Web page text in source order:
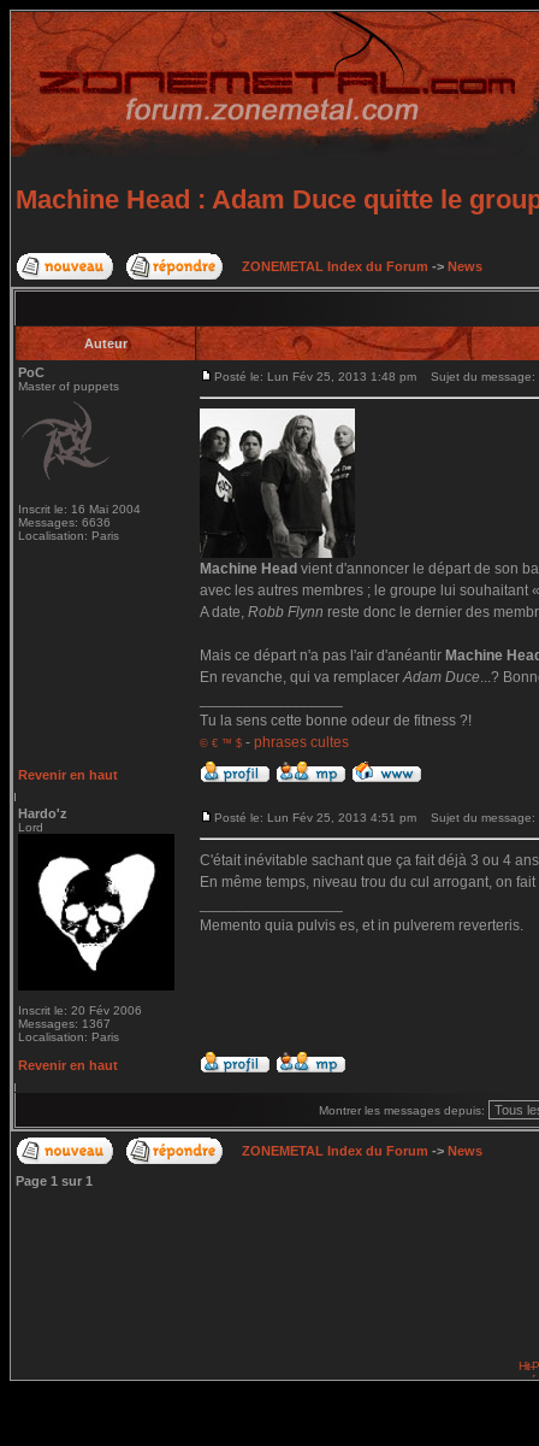
Machine Head : Adam Duce quitte le
ZONEMETAL Index du Forum -> News
Auteur
PoC
Master of puppets
Inscrit le: 16 Mai 2004
Messages: 6636
Localisation: Paris
Posté le: Lun Fév 25, 2013 1:48 pm Sujet du message:
Machine Head vient d'annoncer le départ de son
avec les autres membres ; le groupe lui souhaitant
A date, Robb Flynn reste donc le dernier des
Mais ce départ n'a pas l'air d'anéantir Machine
En revanche, qui va remplacerAdam Duce...?
Tu la sens cette bonne odeur de fitness ?!
© € ™ $ - phrases cultes
Revenir en haut
Hardo'z
Lord
Inscrit le: 20 Fév 2006
Messages: 1367
Localisation: Paris
Posté le: Lun Fév 25, 2013 4:51 pm Sujet du message:
C'était inévitable sachant que ça fait déjà 3 ou 4
En même temps, niveau trou du cul arrogant, on
Memento quia pulvis es, et in pulverem reverteris.
Revenir en haut
Montrer les messages depuis:
ZONEMETAL Index du Forum -> News
Page 1 sur 1